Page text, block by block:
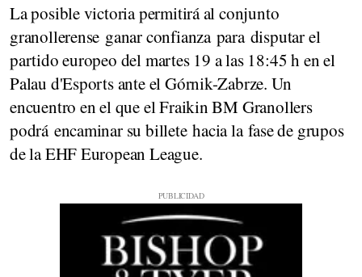
La posible victoria permitirá al conjunto
granollerense ganar confianza para disputar el
partido europeo del martes 19 a las 18:45 h en el
Palau d'Esports ante el Górnik-Zabrze. Un
encuentro en el que el Fraikin BM Granollers
podrá encaminar su billete hacia la fase de grupos
de la EHF European League.